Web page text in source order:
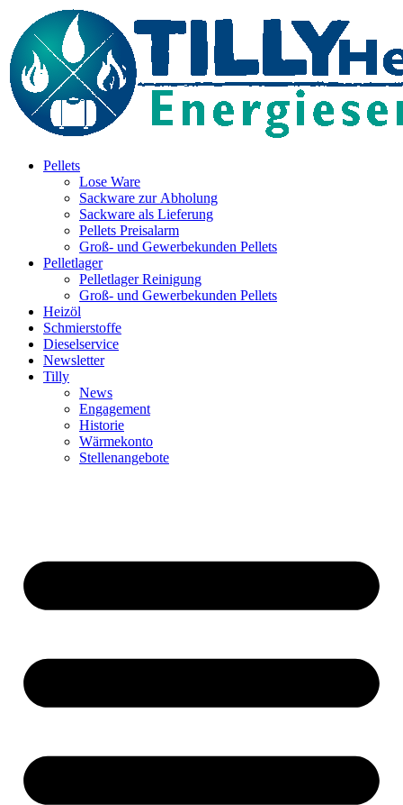
springen
Pellets
Lose Ware
Sackware zur Abholung
Sackware als Lieferung
Pellets Preisalarm
Groß- und Gewerbekunden Pellets
Pelletlager
Pelletlager Reinigung
Groß- und Gewerbekunden Pellets
Heizöl
Schmierstoffe
Dieselservice
Newsletter
Tilly
News
Engagement
Historie
Wärmekonto
Stellenangebote